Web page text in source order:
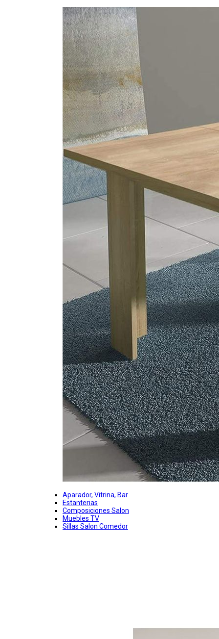
Aparador, Vitrina, Bar
Estanterias
Composiciones Salon
Muebles TV
Sillas Salon Comedor